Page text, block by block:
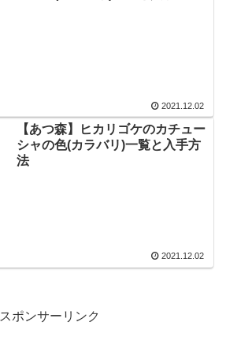
2021.12.02
【あつ森】ヒカリゴケのカチュー
シャの色(カラバリ)一覧と入手方
法
2021.12.02
スポンサーリンク